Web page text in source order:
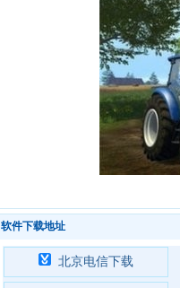
软件下载地址
北京电信下载